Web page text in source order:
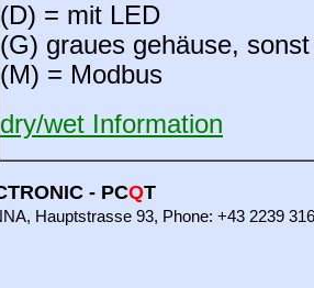
(D) = mit LED
(G) graues gehäuse,
(M) = Modbus
dry/wet Information
- PCQT
Hauptstrasse 93, Phone: +43 2239